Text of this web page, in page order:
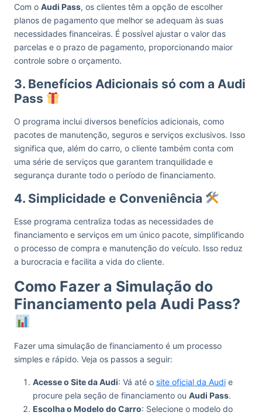
Com o Audi Pass, os clientes têm a opção de escolher
planos de pagamento que melhor se adequam às suas
necessidades financeiras. É possível ajustar o valor das
parcelas e o prazo de pagamento, proporcionando maior
controle sobre o orçamento.
3. Benefícios Adicionais só com a Audi
Pass
O programa inclui diversos benefícios adicionais, como
pacotes de manutenção, seguros e serviços exclusivos. Isso
significa que, além do carro, o cliente também conta com
uma série de serviços que garantem tranquilidade e
segurança durante todo o período de financiamento.
4. Simplicidade e Conveniência
Esse programa centraliza todas as necessidades de
financiamento e serviços em um único pacote, simplificando
o processo de compra e manutenção do veículo. Isso reduz
a burocracia e facilita a vida do cliente.
Como Fazer a Simulação do
Financiamento pela Audi Pass?
Fazer uma simulação de financiamento é um processo
simples e rápido. Veja os passos a seguir:
Acesse o Site da Audi: Vá até o site oficial da Audi e
procure pela seção de financiamento ou Audi Pass.
Escolha o Modelo do Carro: Selecione o modelo do